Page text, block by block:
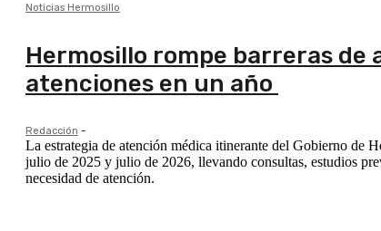
Noticias Hermosillo
Hermosillo rompe barreras de
atenciones en un año
Redacción -
La estrategia de atención médica itinerante del Gobierno de
julio de 2025 y julio de 2026, llevando consultas, estudios
necesidad de atención.